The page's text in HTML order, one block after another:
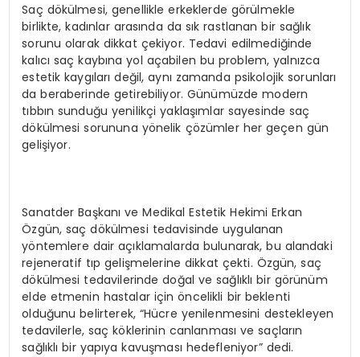
Saç dökülmesi, genellikle erkeklerde görülmekle
birlikte, kadınlar arasında da sık rastlanan bir sağlık
sorunu olarak dikkat çekiyor. Tedavi edilmediğinde
kalıcı saç kaybına yol açabilen bu problem, yalnızca
estetik kaygıları değil, aynı zamanda psikolojik sorunları
da beraberinde getirebiliyor. Günümüzde modern
tıbbın sunduğu yenilikçi yaklaşımlar sayesinde saç
dökülmesi sorununa yönelik çözümler her geçen gün
gelişiyor.
Sanatder Başkanı ve Medikal Estetik Hekimi Erkan
Özgün, saç dökülmesi tedavisinde uygulanan
yöntemlere dair açıklamalarda bulunarak, bu alandaki
rejeneratif tıp gelişmelerine dikkat çekti. Özgün, saç
dökülmesi tedavilerinde doğal ve sağlıklı bir görünüm
elde etmenin hastalar için öncelikli bir beklenti
olduğunu belirterek, “Hücre yenilenmesini destekleyen
tedavilerle, saç köklerinin canlanması ve saçların
sağlıklı bir yapıya kavuşması hedefleniyor” dedi.